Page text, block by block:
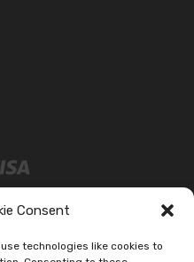
Consent
technologies like cookies to